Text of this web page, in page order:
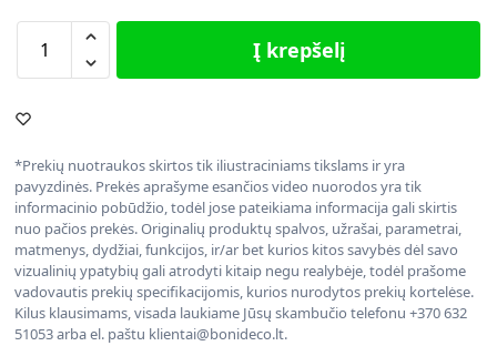
Į krepšelį
*Prekių nuotraukos skirtos tik iliustraciniams tikslams ir yra
pavyzdinės. Prekės aprašyme esančios video nuorodos yra tik
informacinio pobūdžio, todėl jose pateikiama informacija gali skirtis
nuo pačios prekės. Originalių produktų spalvos, užrašai, parametrai,
matmenys, dydžiai, funkcijos, ir/ar bet kurios kitos savybės dėl savo
vizualinių ypatybių gali atrodyti kitaip negu realybėje, todėl prašome
vadovautis prekių specifikacijomis, kurios nurodytos prekių kortelėse.
Kilus klausimams, visada laukiame Jūsų skambučio telefonu +370 632
51053 arba el. paštu klientai@bonideco.lt.